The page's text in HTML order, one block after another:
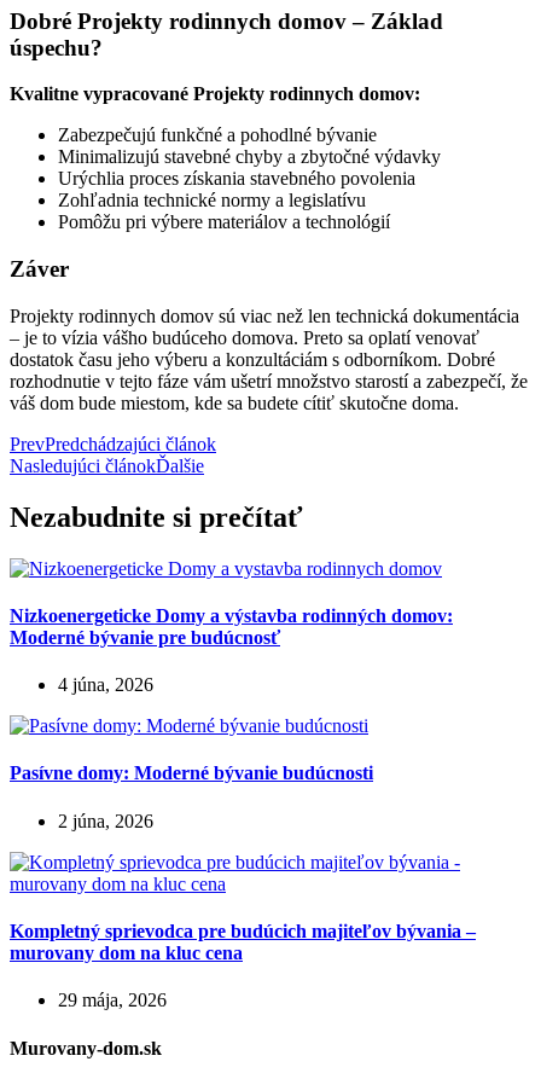
Dobré Projekty rodinnych domov – Základ
úspechu?
Kvalitne vypracované Projekty rodinnych domov:
Zabezpečujú funkčné a pohodlné bývanie
Minimalizujú stavebné chyby a zbytočné výdavky
Urýchlia proces získania stavebného povolenia
Zohľadnia technické normy a legislatívu
Pomôžu pri výbere materiálov a technológií
Záver
Projekty rodinnych domov sú viac než len technická dokumentácia
– je to vízia vášho budúceho domova. Preto sa oplatí venovať
dostatok času jeho výberu a konzultáciám s odborníkom. Dobré
rozhodnutie v tejto fáze vám ušetrí množstvo starostí a zabezpečí, že
váš dom bude miestom, kde sa budete cítiť skutočne doma.
PrevPredchádzajúci článok
Nasledujúci článokĎalšie
Nezabudnite si prečítať
Nizkoenergeticke Domy a výstavba rodinných domov:
Moderné bývanie pre budúcnosť
4 júna, 2026
Pasívne domy: Moderné bývanie budúcnosti
2 júna, 2026
Kompletný sprievodca pre budúcich majiteľov bývania –
murovany dom na kluc cena
29 mája, 2026
Murovany-dom.sk